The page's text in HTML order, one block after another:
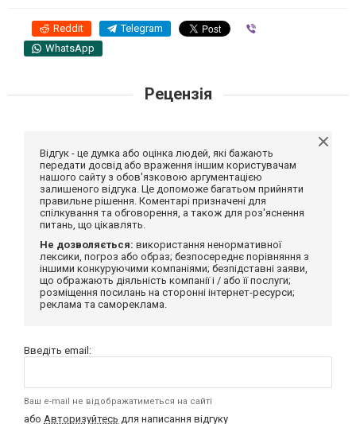
Reddit Telegram
WhatsApp
Рецензія
Відгук - це думка або оцінка людей, які бажають
передати досвід або враження іншим користувачам
нашого сайту з обов'язковою аргументацією
залишеного відгука. Це допоможе багатьом прийняти
правильне рішення. Коментарі призначені для
спілкування та обговорення, а також для роз'яснення
питань, що цікавлять.
Не дозволяється: використання ненормативної
лексики, погроз або образ; безпосереднє порівняння з
іншими конкуруючими компаніями; безпідставні заяви,
що ображають діяльність компанії і / або її послуги;
розміщення посилань на сторонні інтернет-ресурси;
реклама та самореклама.
Введіть email:
Ваш e-mail не відображатиметься на сайті
або Авторизуйтесь для написання відгуку